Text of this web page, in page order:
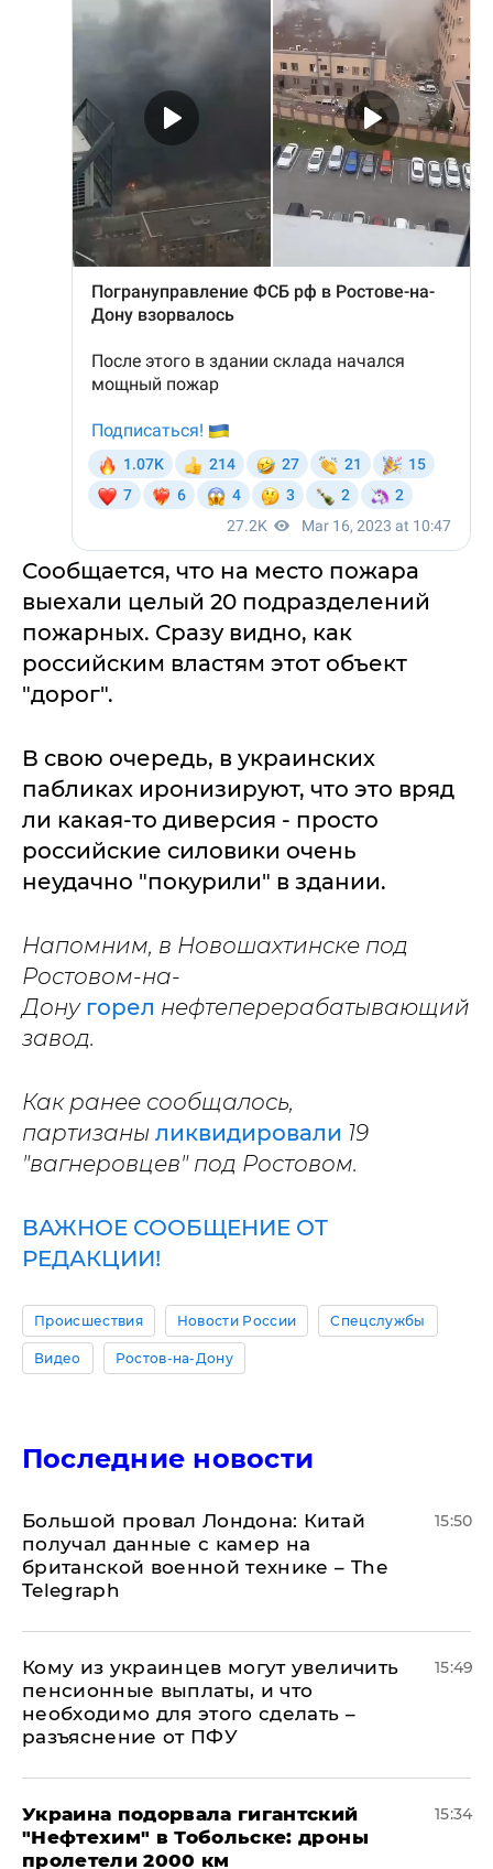
Сообщается, что на место пожара
выехали целый 20 подразделений
пожарных. Сразу видно, как
российским властям этот объект
"дорог".
В свою очередь, в украинских
пабликах иронизируют, что это вряд
ли какая-то диверсия - просто
российские силовики очень
неудачно "покурили" в здании.
Напомним, в Новошахтинске под
Ростовом-на-
Дону горел нефтеперерабатывающий
завод.
Как ранее сообщалось,
партизаны ликвидировали 19
"вагнеровцев" под Ростовом.
ВАЖНОЕ СООБЩЕНИЕ ОТ
РЕДАКЦИИ!
Происшествия Новости России Спецслужбы
Видео Ростов-на-Дону
Последние новости
Большой провал Лондона: Китай
получал данные с камер на
британской военной технике – The
Telegraph
15:50
Кому из украинцев могут увеличить
пенсионные выплаты, и что
необходимо для этого сделать –
разъяснение от ПФУ
15:49
Украина подорвала гигантский
"Нефтехим" в Тобольске: дроны
пролетели 2000 км
15:34